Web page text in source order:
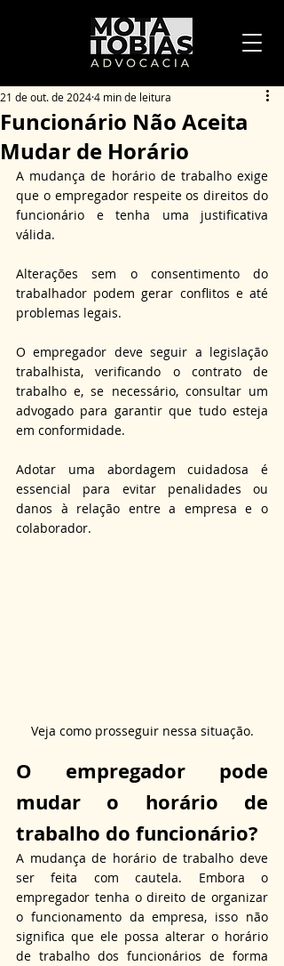
Funcionário Não Aceita
Mudar de Horário
21 de out. de 20244 min de leitura
A mudança de horário de trabalho exige
que o empregador respeite os direitos do
funcionário e tenha uma justificativa
válida.
Alterações sem o consentimento do
trabalhador podem gerar conflitos e até
problemas legais.
O empregador deve seguir a legislação
trabalhista, verificando o contrato de
trabalho e, se necessário, consultar um
advogado para garantir que tudo esteja
em conformidade.
Adotar uma abordagem cuidadosa é
essencial para evitar penalidades ou
danos à relação entre a empresa e o
colaborador.
Veja como prosseguir nessa situação.
O empregador pode
mudar o horário de
trabalho do funcionário?
A mudança de horário de trabalho deve
ser feita com cautela. Embora o
empregador tenha o direito de organizar
o funcionamento da empresa, isso não
significa que ele possa alterar o horário
de trabalho dos funcionários de forma